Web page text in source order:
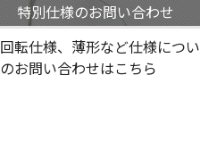
特別仕様のお問い合わせ
転仕様、薄形など仕様につい
お問い合わせはこちら